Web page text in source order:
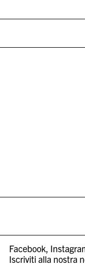
Facebook
Iscriviti alla nostra